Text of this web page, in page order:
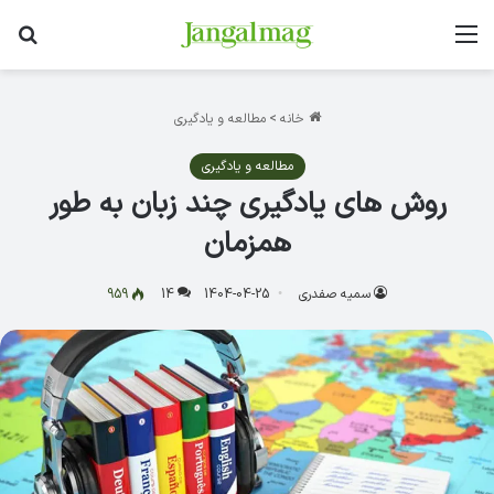
منو
خانه > مطالعه و یادگیری
مطالعه و یادگیری
روش های یادگیری چند زبان به طور
همزمان
سمیه صفدری 1404-04-25
14
959